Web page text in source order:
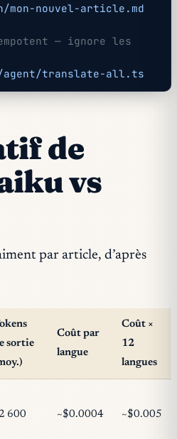
mon-nouvel-article.md
— ignore les
translate-all.ts
de
vs
par article, d’après
sortie
Coût par
langue
Coût ×
12
langues
600 ~$0.0004 ~$0.005